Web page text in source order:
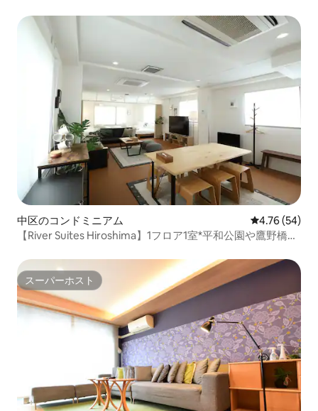
中区のコンドミニアム レビュー54
4.76 (54)
【River Suites Hiroshima】1フロア1室*平和公園や鷹野橋電
スーパーホスト
スーパーホスト